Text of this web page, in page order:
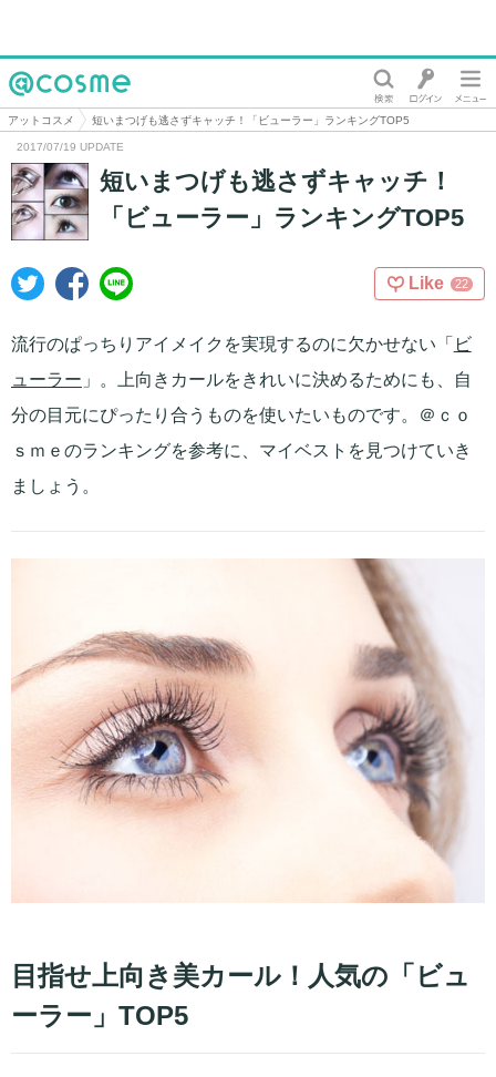
@cosme
アットコスメ 短いまつげも逃さずキャッチ！「ビューラー」ランキングTOP5
2017/07/19 UPDATE
短いまつげも逃さずキャッチ！
「ビューラー」ランキングTOP5
Like 22
流行のぱっちりアイメイクを実現するのに欠かせない「 ビ
ューラー 」。上向きカールをきれいに決めるためにも、自
分の目元にぴったり合うものを使いたいものです。＠ｃｏ
ｓｍｅのランキングを参考に、マイベストを見つけていき
ましょう。
目指せ上向き美カール！人気の「ビュ
ーラー」TOP5